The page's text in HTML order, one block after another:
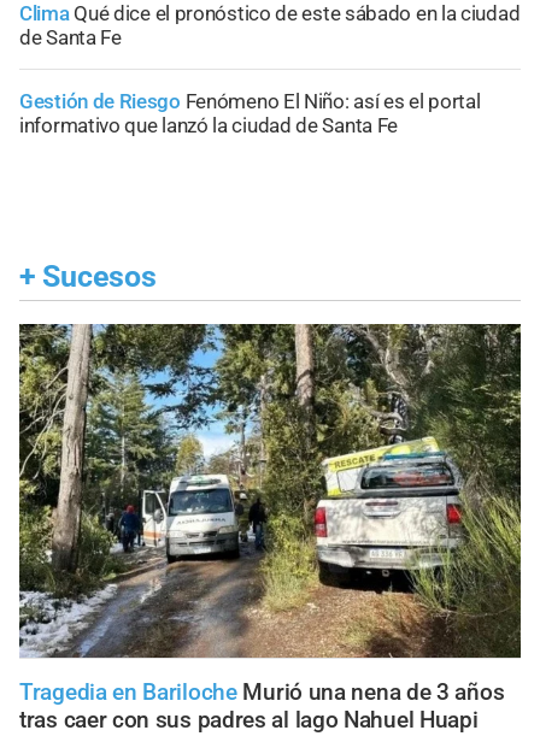
Clima Qué dice el pronóstico de este sábado en la ciudad
de Santa Fe
Gestión de Riesgo Fenómeno El Niño: así es el portal
informativo que lanzó la ciudad de Santa Fe
+ Sucesos
Tragedia en Bariloche Murió una nena de 3 años
tras caer con sus padres al lago Nahuel Huapi